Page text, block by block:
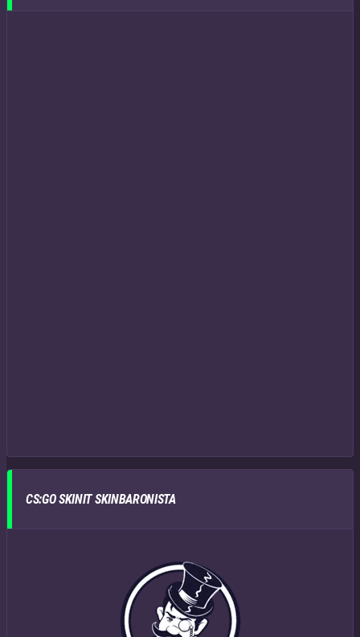
CS:GO SKINIT SKINBARONISTA